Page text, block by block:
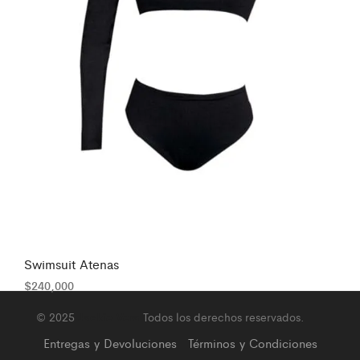
Swimsuit Atenas
$240,000
© 2025
Todos los derechos reservados.
Entregas y Devoluciones Términos y Condiciones